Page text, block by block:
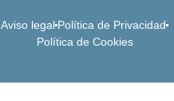
Aviso legal Política de Privacidad
Política de Cookies